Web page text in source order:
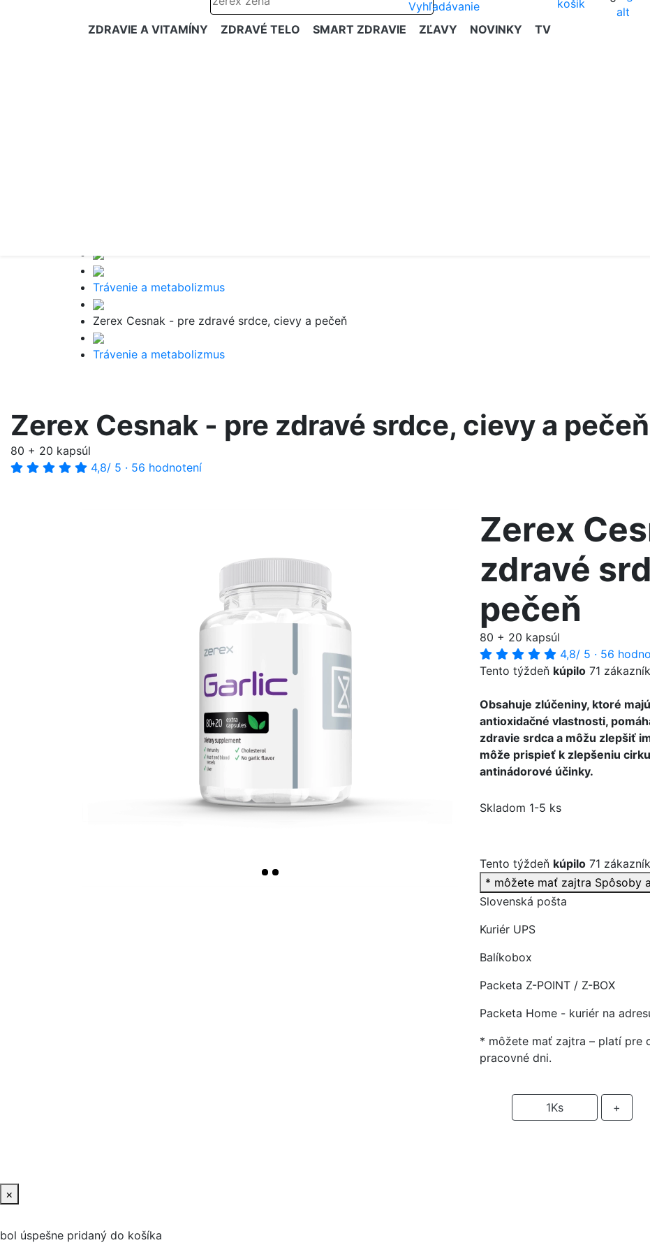
ZDRAVIE A VITAMÍNY ZDRAVÉ TELO SMART ZDRAVIE ZĽAVY NOVINKY TV
Trávenie a metabolizmus
Zerex Cesnak - pre zdravé srdce, cievy a pečeň
Trávenie a metabolizmus
Zerex Cesnak - pre zdravé srdce, cievy a pečeň
80 + 20 kapsúl
4,8/ 5 · 56 hodnotení
Zerex
zdravé
pečeň
80 + 20 kapsúl
4,8/ 5 · 56
Tento týždeň kúpilo 71
Obsahuje zlúčeniny, ktoré
antioxidačné vlastnosti,
zdravie srdca a môžu zlepšiť
môže prispieť k zlepšeniu
antinádorové účinky.
Skladom 1-5 ks
Tento týždeň kúpilo 71
* môžete mať zajtra Spôsoby
Slovenská pošta
Kuriér UPS
Balíkobox
Packeta Z-POINT / Z-BOX
Packeta Home - kuriér na
* môžete mať zajtra – platí pre
pracovné dni.
1Ks +
×
bol úspešne pridaný do košíka